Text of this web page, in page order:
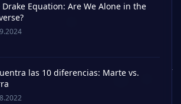
Drake Equation: Are We Alone in the
las 10 diferencias: Marte vs.